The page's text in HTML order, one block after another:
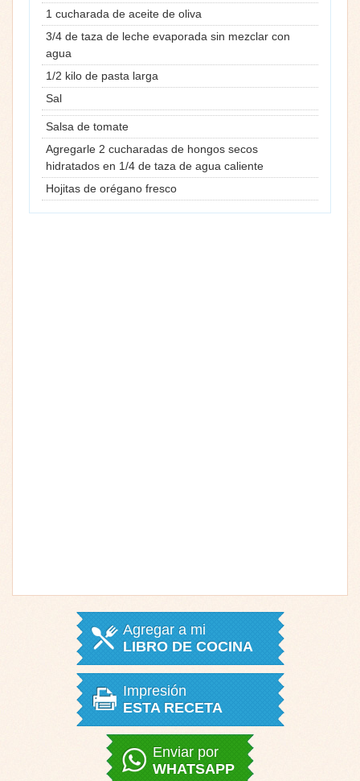
1 cucharada de aceite de oliva
3/4 de taza de leche evaporada sin mezclar con
agua
1/2 kilo de pasta larga
Sal
Salsa de tomate
Agregarle 2 cucharadas de hongos secos
hidratados en 1/4 de taza de agua caliente
Hojitas de orégano fresco
Agregar a mi
LIBRO DE COCINA
Impresión
ESTA RECETA
Enviar por
WHATSAPP